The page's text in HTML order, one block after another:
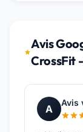
Avis
CrossFit
A
Avis